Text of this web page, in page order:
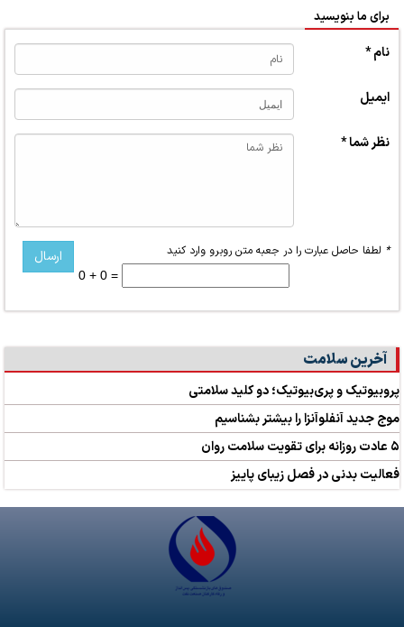
برای ما بنویسید
نام *
ایمیل
نظر شما *
* لطفا حاصل عبارت را در جعبه متن روبرو وارد کنید
0 + 0 =
آخرین سلامت
پروبیوتیک و پری‌بیوتیک؛ دو کلید سلامتی
موج جدید آنفلوآنزا را بیشتر بشناسیم
۵ عادت روزانه برای تقویت سلامت روان
فعالیت بدنی در فصل زیبای پاییز